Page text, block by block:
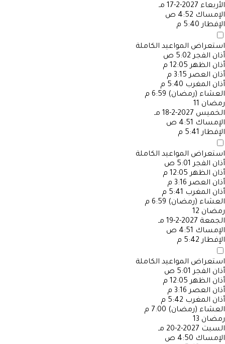
الأربعاء 2027-2-17 مـ
الإمساك 4:52 ص
الإفطار 5:40 م
استعراض المواعيد الكاملة
أذان الفجر 5:02 ص
أذان الظهر 12:05 م
أذان العصر 3:15 م
أذان المغرب 5:40 م
العشاء (رمضان) 6:59 م
رمضان 11
الخميس 2027-2-18 مـ
الإمساك 4:51 ص
الإفطار 5:41 م
استعراض المواعيد الكاملة
أذان الفجر 5:01 ص
أذان الظهر 12:05 م
أذان العصر 3:16 م
أذان المغرب 5:41 م
العشاء (رمضان) 6:59 م
رمضان 12
الجمعة 2027-2-19 مـ
الإمساك 4:51 ص
الإفطار 5:42 م
استعراض المواعيد الكاملة
أذان الفجر 5:01 ص
أذان الظهر 12:05 م
أذان العصر 3:16 م
أذان المغرب 5:42 م
العشاء (رمضان) 7:00 م
رمضان 13
السبت 2027-2-20 مـ
الإمساك 4:50 ص